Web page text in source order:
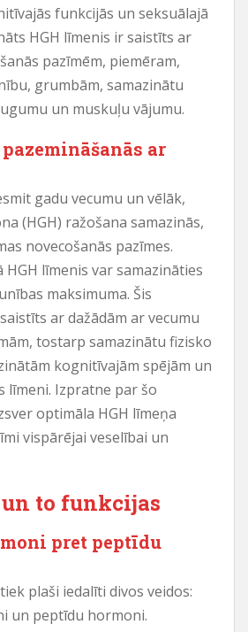
funkcijās un seksuālajā
HGH līmenis ir saistīts ar
pazīmēm, piemēram,
grumbām, samazinātu
un muskuļu vājumu.
ar
gadu vecumu un vēlāk,
(HGH) ražošana samazinās,
novecošanās pazīmes.
HGH līmenis var samazināties
maksimuma. Šis
ar dažādām ar vecumu
tostarp samazinātu fizisko
kognitīvajām spējām un
līmeni. Izpratne par šo
optimāla HGH līmeņa
vispārējai veselībai un
to funkcijas
pret peptīdu
plaši iedalīti divos veidos:
un peptīdu hormoni.